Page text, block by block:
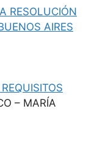
RESOLUCIÓN
AIRES
– MARÍA